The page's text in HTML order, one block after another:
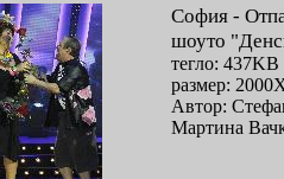
София -
шоуто
тегло: 437KB
размер:
Автор:
Мартина